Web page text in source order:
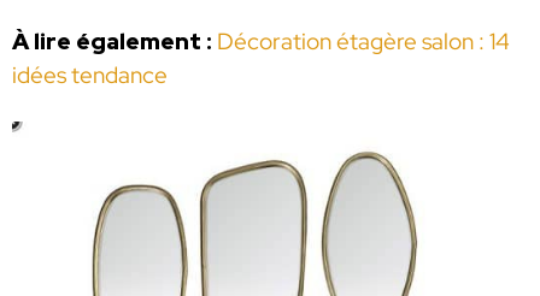
À lire également : Décoration étagère salon : 14
idées tendance